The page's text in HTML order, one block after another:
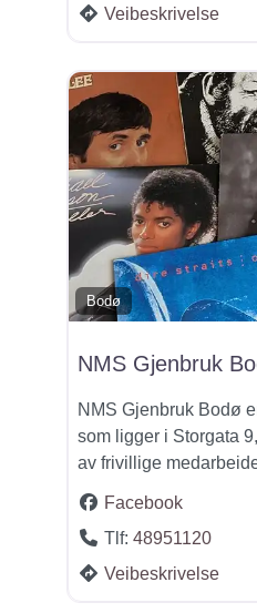
Veibeskrivelse
Bodø
NMS Gjenbruk
NMS Gjenbruk Bodø
som ligger i Storgata
av frivillige
Facebook
Tlf: 48951120
Veibeskrivelse